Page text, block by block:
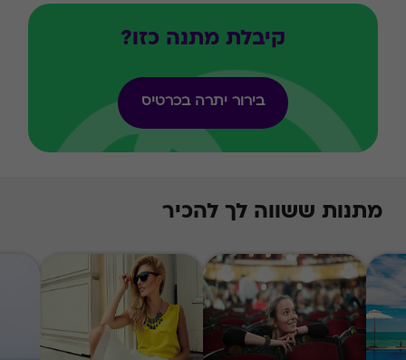
קיבלת מתנה כזו?
בירור יתרה בכרטיס
מתנות ששווה לך להכיר